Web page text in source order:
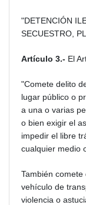
"DETENCIÓN
SECUESTRO,
Artículo 3.- El
"Comete delito
lugar público o
a una o varias
o bien exigir el
impedir el libre
cualquier medio
También
vehículo de
violencia o